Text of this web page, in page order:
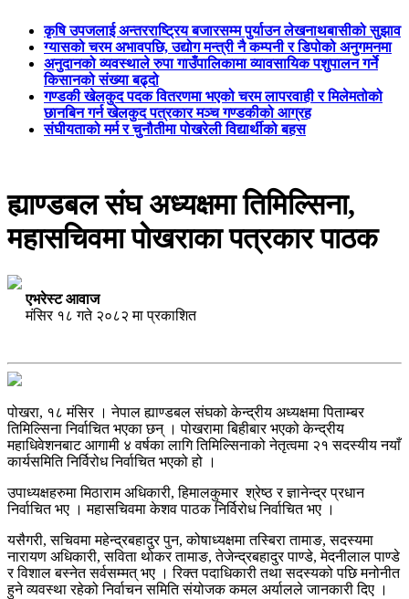
कृषि उपजलाई अन्तरराष्ट्रिय बजारसम्म पुर्याउन लेखनाथबासीको सुझाव
ग्यासको चरम अभावपछि, उद्योग मन्त्री नै कम्पनी र डिपोको अनुगमनमा
अनुदानको व्यवस्थाले रुपा गाउँपालिकामा व्यावसायिक पशुपालन गर्ने
किसानको संख्या बढ्दो
गण्डकी खेलकुद पदक वितरणमा भएको चरम लापरवाही र मिलेमतोको
छानबिन गर्न खेलकुद पत्रकार मञ्च गण्डकीको आग्रह
संघीयताको मर्म र चुनौतीमा पोखरेली विद्यार्थीको बहस
ह्याण्डबल संघ अध्यक्षमा तिमिल्सिना,
महासचिवमा पाेखराका पत्रकार पाठक
एभरेस्ट आवाज
मंसिर १८ गते २०८२ मा प्रकाशित
पोखरा, १८ मंसिर । नेपाल ह्याण्डबल संघको केन्द्रीय अध्यक्षमा पिताम्बर
तिमिल्सिना निर्वाचित भएका छन् । पोखरामा बिहीबार भएको केन्द्रीय
महाधिवेशनबाट आगामी ४ वर्षका लागि तिमिल्सिनाको नेतृत्वमा २१ सदस्यीय नयाँ
कार्यसमिति निर्विरोध निर्वाचित भएको हो ।
उपाध्यक्षहरुमा मिठाराम अधिकारी, हिमालकुमार श्रेष्ठ र ज्ञानेन्द्र प्रधान
निर्वाचित भए । महासचिवमा केशव पाठक निर्विरोध निर्वाचित भए ।
यसैगरी, सचिवमा महेन्द्रबहादुर पुन, कोषाध्यक्षमा तस्बिरा तामाङ, सदस्यमा
नारायण अधिकारी, सविता थोकर तामाङ, तेजेन्द्रबहादुर पाण्डे, मेदनीलाल पाण्डे
र विशाल बस्नेत सर्वसम्मत् भए । रिक्त पदाधिकारी तथा सदस्यको पछि मनोनीत
हुने व्यवस्था रहेको निर्वाचन समिति संयोजक कमल अर्यालले जानकारी दिए ।